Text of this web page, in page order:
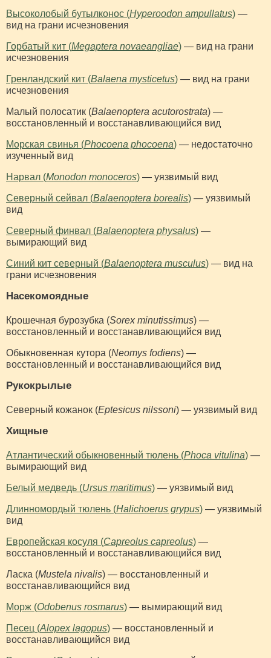
Высоколобый бутылконос (Hyperoodon ampullatus) —
вид на грани исчезновения
Горбатый кит (Megaptera novaeangliae) — вид на грани
исчезновения
Гренландский кит (Balaena mysticetus) — вид на грани
исчезновения
Малый полосатик (Balaenoptera acutorostrata) —
восстановленный и восстанавливающийся вид
Морская свинья (Phocoena phocoena) — недостаточно
изученный вид
Нарвал (Monodon monoceros) — уязвимый вид
Северный сейвал (Balaenoptera borealis) — уязвимый
вид
Северный финвал (Balaenoptera physalus) —
вымирающий вид
Синий кит северный (Balaenoptera musculus) — вид на
грани исчезновения
Насекомоядные
Крошечная бурозубка (Sorex minutissimus) —
восстановленный и восстанавливающийся вид
Обыкновенная кутора (Neomys fodiens) —
восстановленный и восстанавливающийся вид
Рукокрылые
Северный кожанок (Eptesicus nilssoni) — уязвимый вид
Хищные
Атлантический обыкновенный тюлень (Phoca vitulina) —
вымирающий вид
Белый медведь (Ursus maritimus) — уязвимый вид
Длинномордый тюлень (Halichoerus grypus) — уязвимый
вид
Европейская косуля (Capreolus capreolus) —
восстановленный и восстанавливающийся вид
Ласка (Mustela nivalis) — восстановленный и
восстанавливающийся вид
Морж (Odobenus rosmarus) — вымирающий вид
Песец (Alopex lagopus) — восстановленный и
восстанавливающийся вид